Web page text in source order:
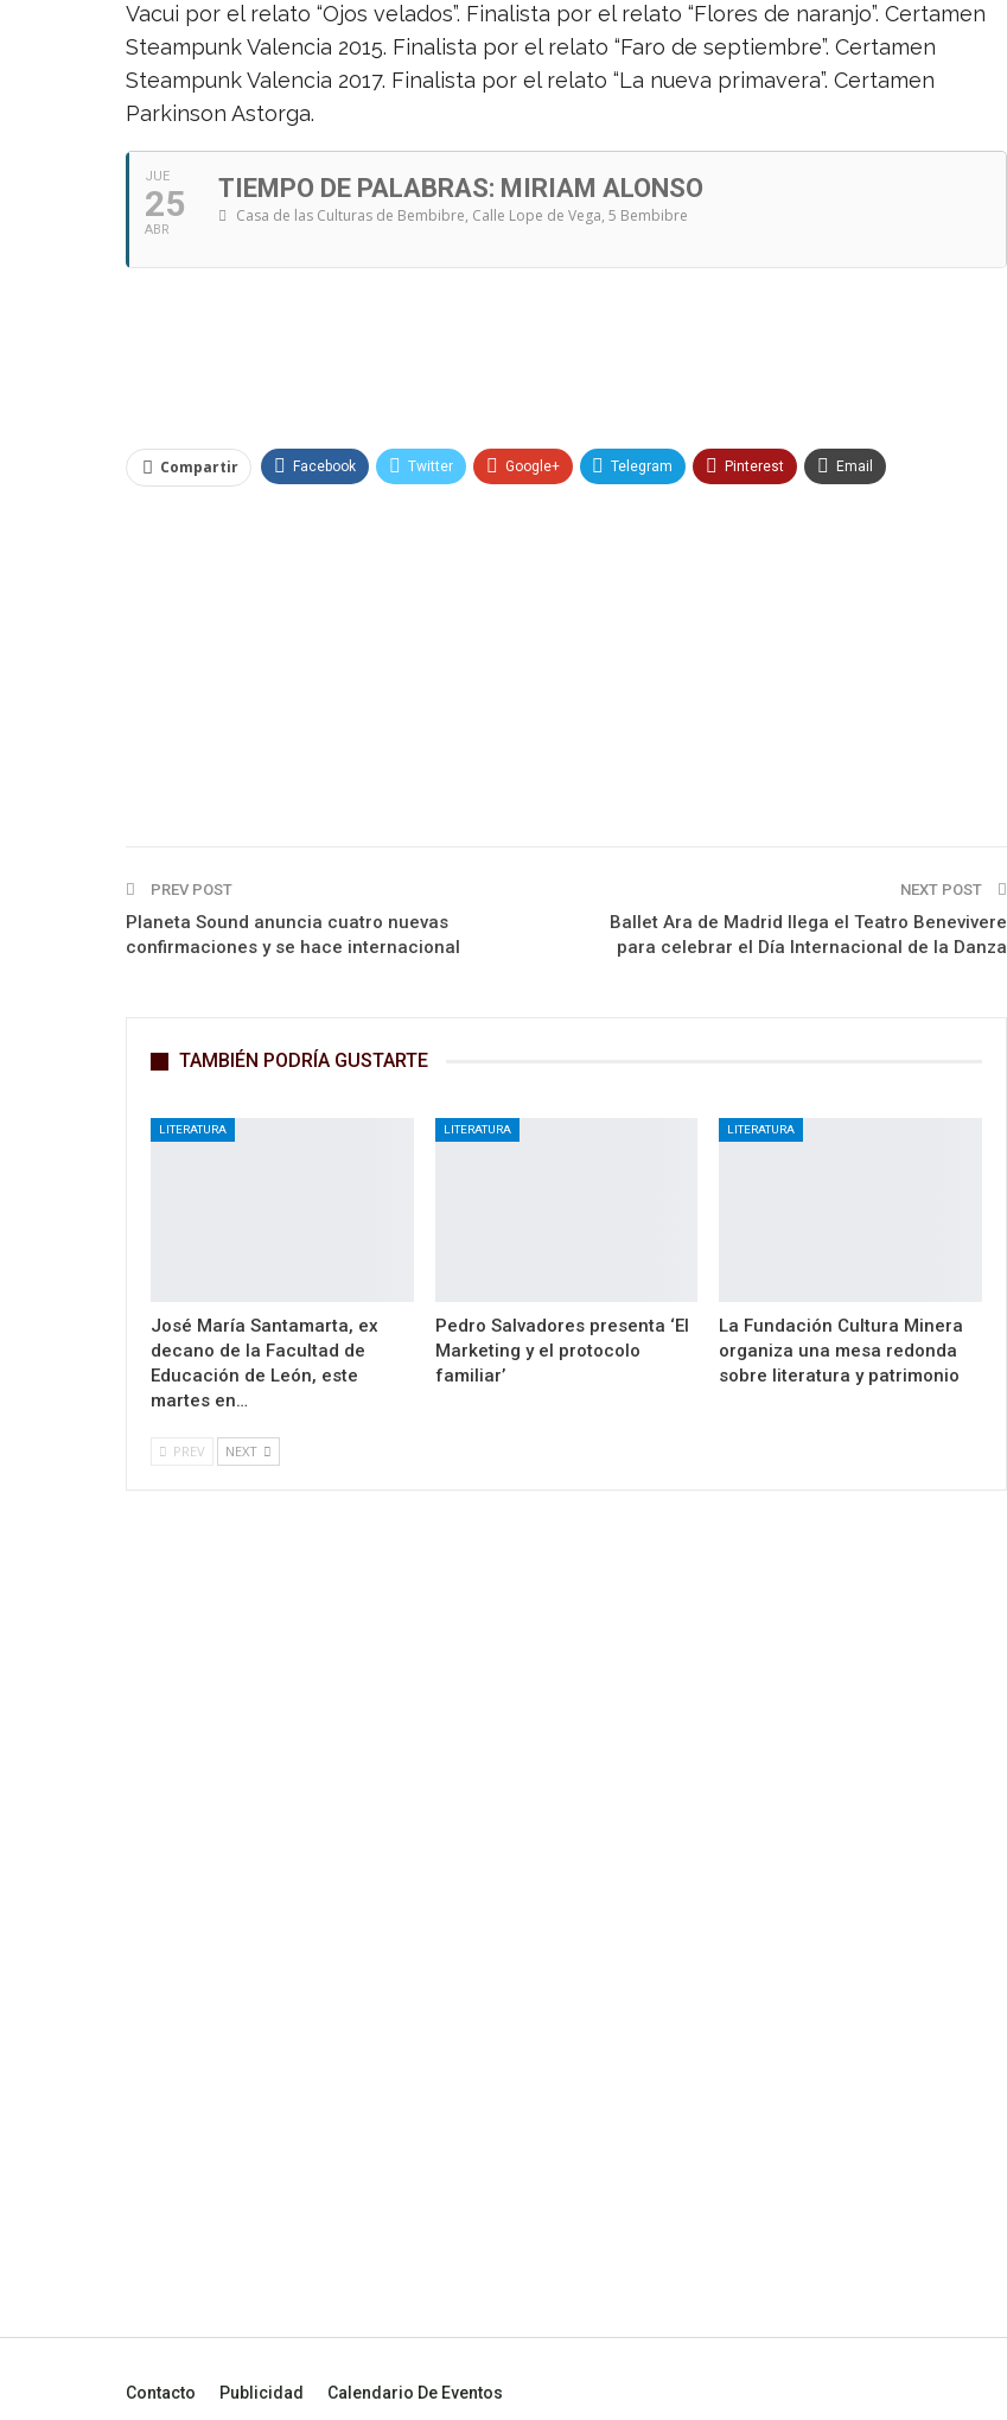
Vacui por el relato “Ojos velados”. Finalista por el relato “Flores de naranjo”. Certamen
Steampunk Valencia 2015. Finalista por el relato “Faro de septiembre”. Certamen
Steampunk Valencia 2017. Finalista por el relato “La nueva primavera”. Certamen
Parkinson Astorga.
JUE
25
ABR
TIEMPO DE PALABRAS: MIRIAM ALONSO
Casa de las Culturas de Bembibre, Calle Lope de Vega, 5 Bembibre
Compartir Facebook Twitter Google+ Telegram Pinterest Email
PREV POST
Planeta Sound anuncia cuatro nuevas
confirmaciones y se hace internacional
NEXT POST
Ballet Ara de Madrid llega el Teatro Benevivere
para celebrar el Día Internacional de la Danza
TAMBIÉN PODRÍA GUSTARTE
LITERATURA
José María Santamarta, ex
decano de la Facultad de
Educación de León, este
martes en…
LITERATURA
Pedro Salvadores presenta ‘El
Marketing y el protocolo
familiar’
LITERATURA
La Fundación Cultura Minera
organiza una mesa redonda
sobre literatura y patrimonio
PREV NEXT
Contacto Publicidad Calendario De Eventos